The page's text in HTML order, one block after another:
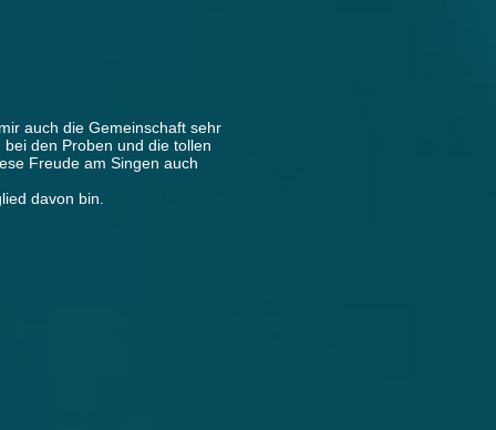
auch die Gemeinschaft sehr
den Proben und die tollen
Freude am Singen auch
davon bin.